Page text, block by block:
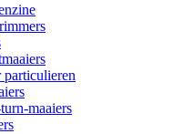
particulieren
maaiers